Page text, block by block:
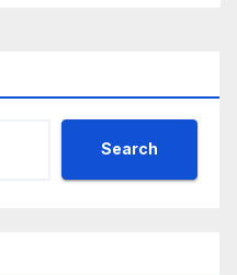
Search